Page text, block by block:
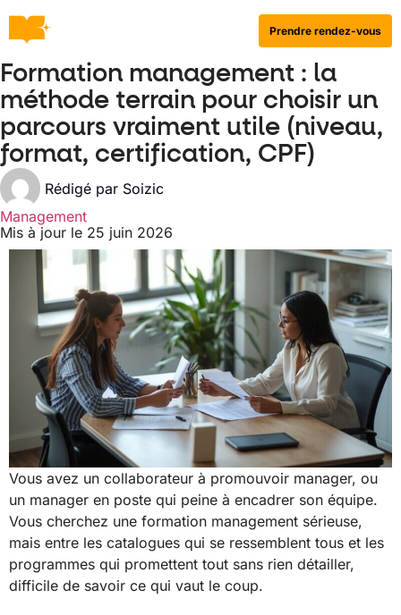
Prendre rendez-vous
Formation management : la
méthode terrain pour choisir un
parcours vraiment utile (niveau,
format, certification, CPF)
Rédigé par Soizic
Management
Mis à jour le 25 juin 2026
Vous avez un collaborateur à promouvoir manager, ou
un manager en poste qui peine à encadrer son équipe.
Vous cherchez une formation management sérieuse,
mais entre les catalogues qui se ressemblent tous et les
programmes qui promettent tout sans rien détailler,
difficile de savoir ce qui vaut le coup.